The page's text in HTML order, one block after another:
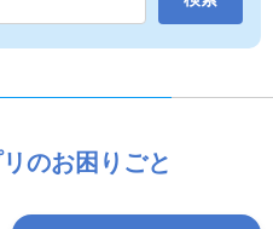
のお困りごと